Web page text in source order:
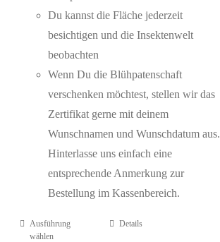
Du kannst die Fläche jederzeit
besichtigen und die Insektenwelt
beobachten
Wenn Du die Blühpatenschaft
verschenken möchtest, stellen wir das
Zertifikat gerne mit deinem
Wunschnamen und Wunschdatum aus.
Hinterlasse uns einfach eine
entsprechende Anmerkung zur
Bestellung im Kassenbereich.
Ausführung
wählen
Details